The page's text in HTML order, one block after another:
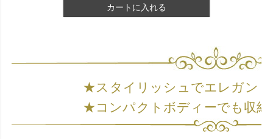
カートに入れる
★スタイリッシュでエレガン
★コンパクトボディーでも収